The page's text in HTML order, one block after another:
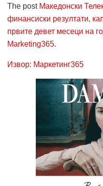
The post Македонски
финансиски резултати,
првите девет месеци на
Marketing365.
Извор: Маркетинг365